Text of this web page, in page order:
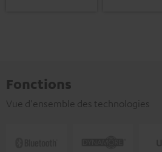
Fonctions
Vue d'ensemble des technologies